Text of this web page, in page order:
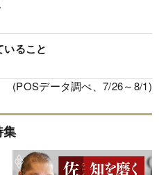
ること
(POSデータ調べ、7/26～8/1)
集